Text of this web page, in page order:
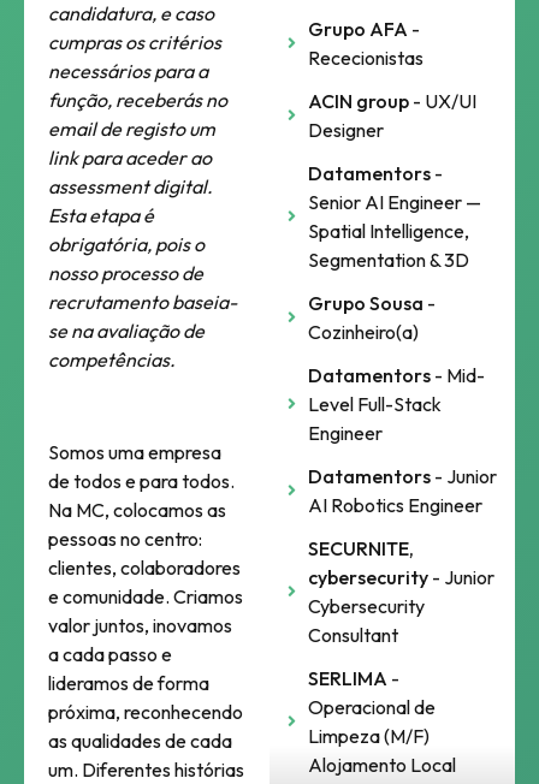
candidatura, e caso
cumpras os critérios
necessários para a
função, receberás no
email de registo um
link para aceder ao
assessment digital.
Esta etapa é
obrigatória, pois o
nosso processo de
recrutamento baseia-
se na avaliação de
competências.
Somos uma empresa
de todos e para todos.
Na MC, colocamos as
pessoas no centro:
clientes, colaboradores
e comunidade. Criamos
valor juntos, inovamos
a cada passo e
lideramos de forma
próxima, reconhecendo
as qualidades de cada
um. Diferentes histórias
Grupo AFA -
Rececionistas
ACIN group - UX/UI
Designer
Datamentors -
Senior AI Engineer —
Spatial Intelligence,
Segmentation & 3D
Grupo Sousa -
Cozinheiro(a)
Datamentors - Mid-
Level Full-Stack
Engineer
Datamentors - Junior
AI Robotics Engineer
SECURNITE,
cybersecurity - Junior
Cybersecurity
Consultant
SERLIMA -
Operacional de
Limpeza (M/F)
Alojamento Local